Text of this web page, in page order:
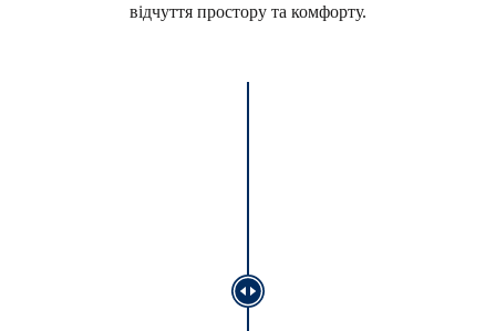
відчуття простору та комфорту.